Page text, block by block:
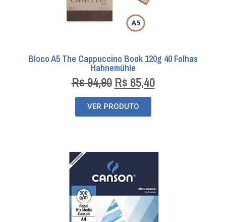
Bloco A5 The Cappuccino Book 120g 40 Folhas
Hahnemühle
R$94,90 R$ 85,40
VER PRODUTO